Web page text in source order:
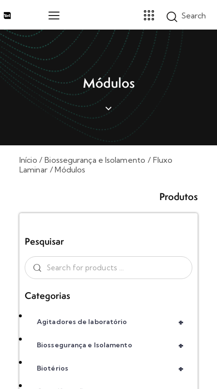
Módulos
Home
Marcas
Segmentos
Contato
Início Biossegurança e Isolamento
Fluxo
Laminar
Módulos
Produtos
Pesquisar
Categorias
+
Agitadores de laboratório
+
Biossegurança e Isolamento
+
Biotérios